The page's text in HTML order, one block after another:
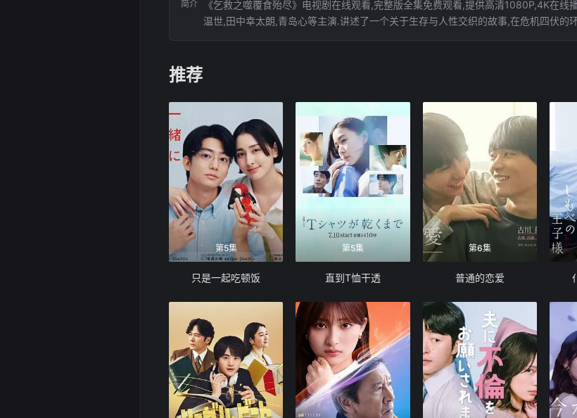
简介
《乞救之噬覆食殆尽》电视剧在线观看,完整版全集免费观看,提供高清1080P,4K在
温世,田中幸太朗,青岛心等主演.讲述了一个关于生存与人性交织的故事,在危机四伏
推荐
第5集
只是一起吃顿饭
第5集
直到T恤干透
第6集
普通的恋爱